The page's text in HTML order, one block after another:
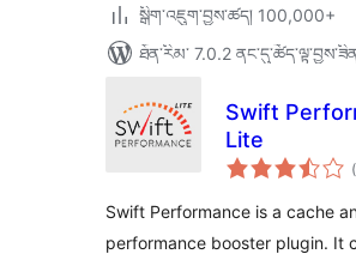
སྒྲིག་འཇུག་བྱས་ཚད། 100,000+
ཐོན་རིམ་ 7.0.2
Swift
Lite
Swift Performance is a cache
performance booster plugin. It